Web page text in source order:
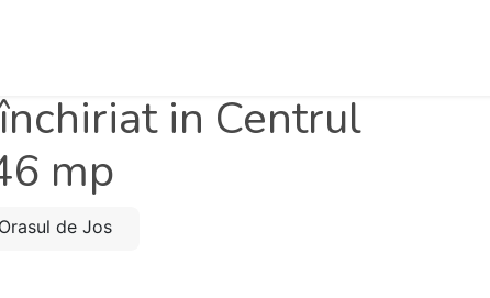
in Centrul
mp
de Jos